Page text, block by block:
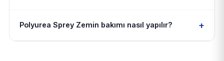
Polyurea Sprey Zemin bakımı nasıl yapılır? +